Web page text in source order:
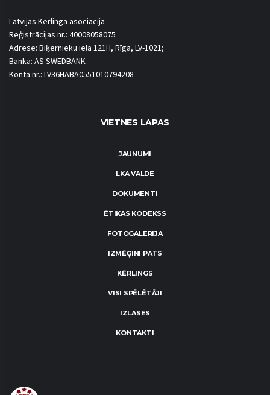
Latvijas Kērlinga asociācija
Reģistrācijas nr.: 40008058075
Adrese: Biķernieku iela 121H, Rīga, LV-1021;
Banka: AS SWEDBANK
Konta nr.: LV36HABA0551010794208
VIETNES LAPAS
JAUNUMI
LKA VALDE
DOKUMENTI
ĒTIKAS KODEKSS
FOTOGALERIJA
IZMĒĢINI PATS
KĒRLINGS
VISI SPĒLĒTĀJI
IZLASES
KONTAKTI